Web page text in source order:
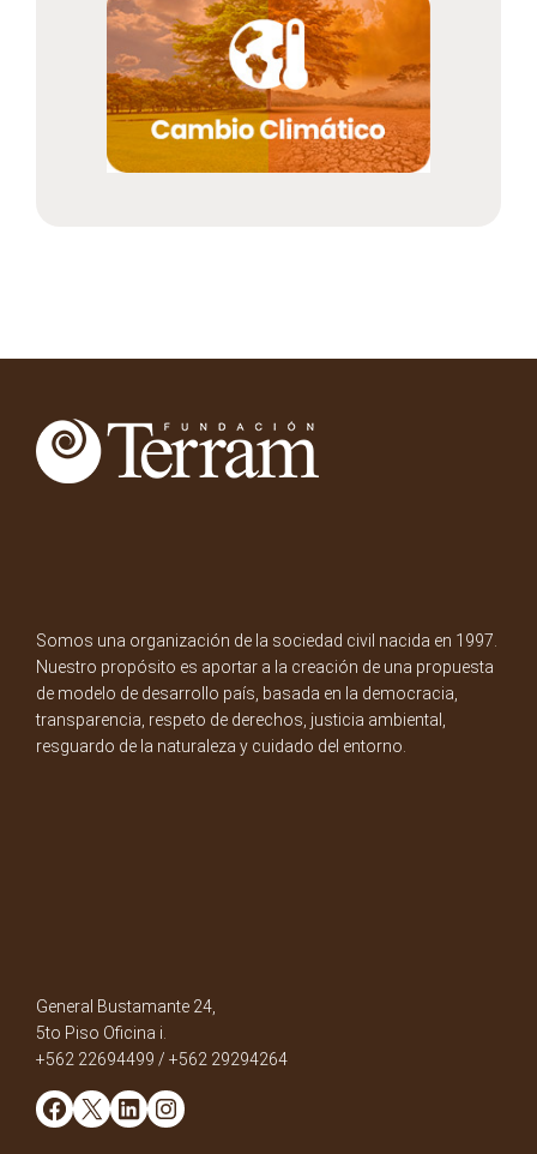
Somos una organización de la sociedad civil nacida en 1997.
Nuestro propósito es aportar a la creación de una propuesta
de modelo de desarrollo país, basada en la democracia,
transparencia, respeto de derechos, justicia ambiental,
resguardo de la naturaleza y cuidado del entorno.
General Bustamante 24,
5to Piso Oficina i.
+562 22694499 / +562 29294264